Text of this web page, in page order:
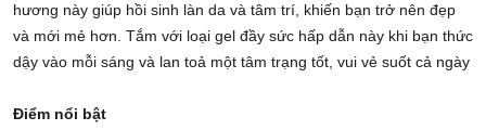
hương này giúp hồi sinh làn da và tâm trí, khiến bạn trở nên đẹp
và mới mẻ hơn. Tắm với loại gel đầy sức hấp dẫn này khi bạn thức
dậy vào mỗi sáng và lan toả một tâm trạng tốt, vui vẻ suốt cả ngày
Điểm nổi bật